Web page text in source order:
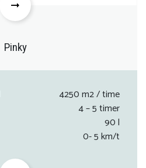
Pinky
4250 m2 / time
4 – 5 timer
90 l
0- 5 km/t